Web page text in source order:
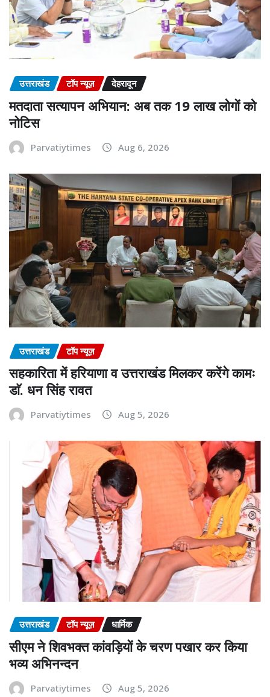
उत्तराखंड टॉप न्यूज़ देहरादून
मतदाता सत्यापन अभियान: अब तक 19 लाख लोगों को
नोटिस
Parvatiytimes Aug 6, 2026
उत्तराखंड टॉप न्यूज़
सहकारिता में हरियाणा व उत्तराखंड मिलकर करेंगे कामः
डाॅ. धन सिंह रावत
Parvatiytimes Aug 5, 2026
उत्तराखंड टॉप न्यूज़ धार्मिक
सीएम ने शिवभक्त कांवड़ियों के चरण पखार कर किया
भव्य अभिनन्दन
Parvatiytimes Aug 5, 2026